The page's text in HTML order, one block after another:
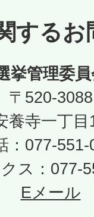
するお
挙管理委
〒520-3088
養寺一丁目
：077-551-
ス：077-
Eメール